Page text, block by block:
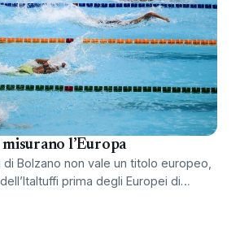
l’Europa
di Bolzano non vale un titolo europeo,
prima degli Europei di…